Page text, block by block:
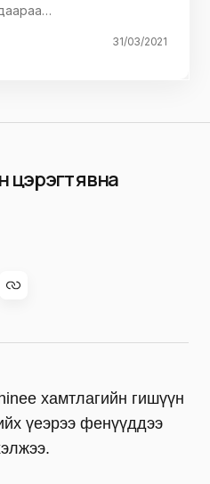
31/03/2021
цэрэгт явна
хамтлагийн гишүүн
үеэрээ фенүүддээ